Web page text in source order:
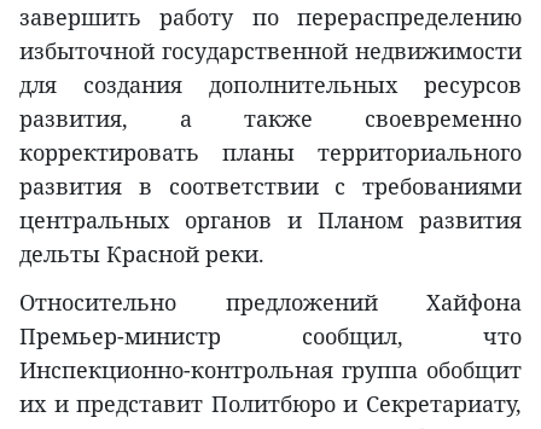
завершить работу по перераспределению
избыточной государственной недвижимости
для создания дополнительных ресурсов
развития, а также своевременно
корректировать планы территориального
развития в соответствии с требованиями
центральных органов и Планом развития
дельты Красной реки.
Относительно предложений Хайфона
Премьер-министр сообщил, что
Инспекционно-контрольная группа обобщит
их и представит Политбюро и Секретариату,